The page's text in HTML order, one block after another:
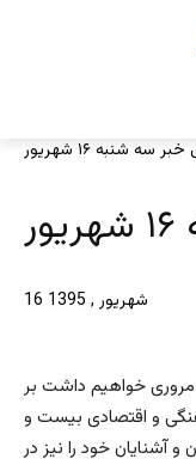
سه شنبه ۱۶ شهریور
16 شهریور , 1395
مروری خواهیم داشت بر
و اقتصادی بیست و
آشنایان خود را نیز در